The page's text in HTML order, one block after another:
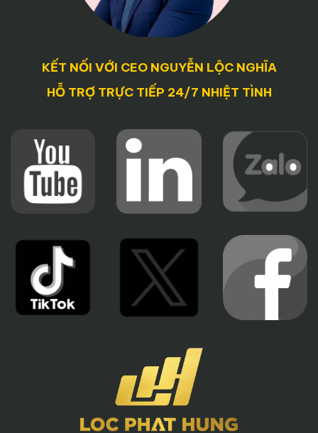
KẾT NỐI VỚI CEO NGUYỄN LỘC NGHĨA
HỖ TRỢ TRỰC TIẾP 24/7 NHIỆT TÌNH